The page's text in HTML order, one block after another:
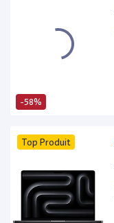
-58%
Top Produit